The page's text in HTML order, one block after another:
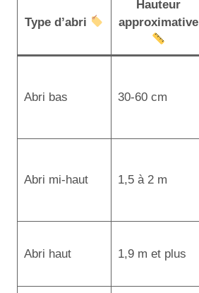
Type d’abri
Hauteur
approximative
Abri bas 30-60 cm
Abri mi-haut 1,5 à 2 m
Abri haut 1,9 m et plus